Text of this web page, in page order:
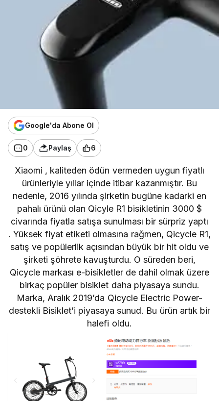
Google'da Abone Ol
0 Paylaş 6
Xiaomi , kaliteden ödün vermeden uygun fiyatlı
ürünleriyle yıllar içinde itibar kazanmıştır. Bu
nedenle, 2016 yılında şirketin bugüne kadarki en
pahalı ürünü olan Qicyle R1 bisikletinin 3000 $
civarında fiyatla satışa sunulması bir sürpriz yaptı
. Yüksek fiyat etiketi olmasına rağmen, Qicycle R1,
satış ve popülerlik açısından büyük bir hit oldu ve
şirketi şöhrete kavuşturdu. O süreden beri,
Qicycle markası e-bisikletler de dahil olmak üzere
birkaç popüler bisiklet daha piyasaya sundu.
Marka, Aralık 2019’da Qicycle Electric Power-
destekli Bisiklet’i piyasaya sunud. Bu ürün artık bir
halefi oldu.